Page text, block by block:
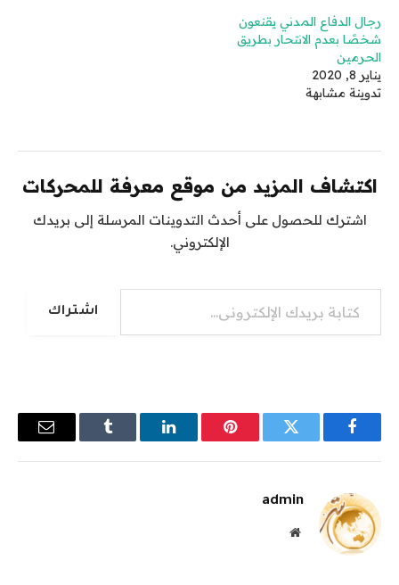
رجال الدفاع المدني يقنعون
شخصًا بعدم الانتحار بطريق
الحرمين
يناير 8, 2020
تدوينة مشابهة
اكتشاف المزيد من موقع معرفة للمحركات
اشترك للحصول على أحدث التدوينات المرسلة إلى بريدك
الإلكتروني.
كتابة بريدك الإلكتروني...
اشتراك
فيسبوك تويتر بينتيريستلينكدإن Tumblr
البريد
admin
موقع